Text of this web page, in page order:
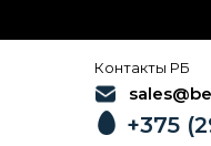
Контакты РБ
+375